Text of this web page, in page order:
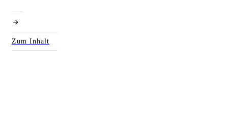
Zum Inhalt